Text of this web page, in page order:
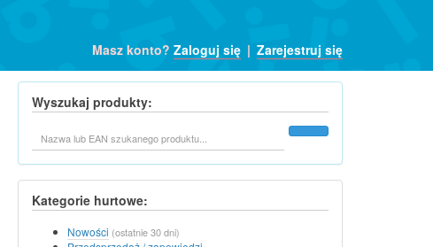
Masz konto? Zaloguj się | Zarejestruj się
Wyszukaj produkty:
Kategorie hurtowe:
Nowości (ostatnie 30 dni)